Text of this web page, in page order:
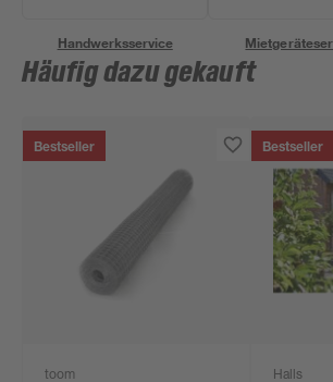
Handwerksservice
Häufig dazu gekauft
Bestseller
toom
Bestseller
Halls